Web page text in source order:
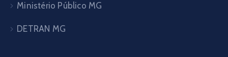
Ministério Público MG
DETRAN MG